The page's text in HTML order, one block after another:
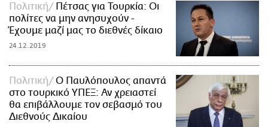
Πολιτική
Πέτσας για Τουρκία: Οι
πολίτες να μην ανησυχούν -
Έχουμε μαζί μας το διεθνές δίκαιο
24.12.2019
Πολιτική
Ο Παυλόπουλος απαντά
στο τουρκικό ΥΠΕΞ: Αν χρειαστεί
θα επιβάλλουμε τον σεβασμό του
Διεθνούς Δικαίου